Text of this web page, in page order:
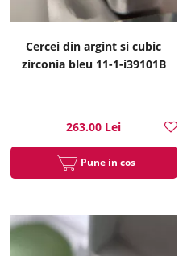
Cercei din argint si cubic
zirconia bleu 11-1-i39101B
263.00 Lei
Pune in cos